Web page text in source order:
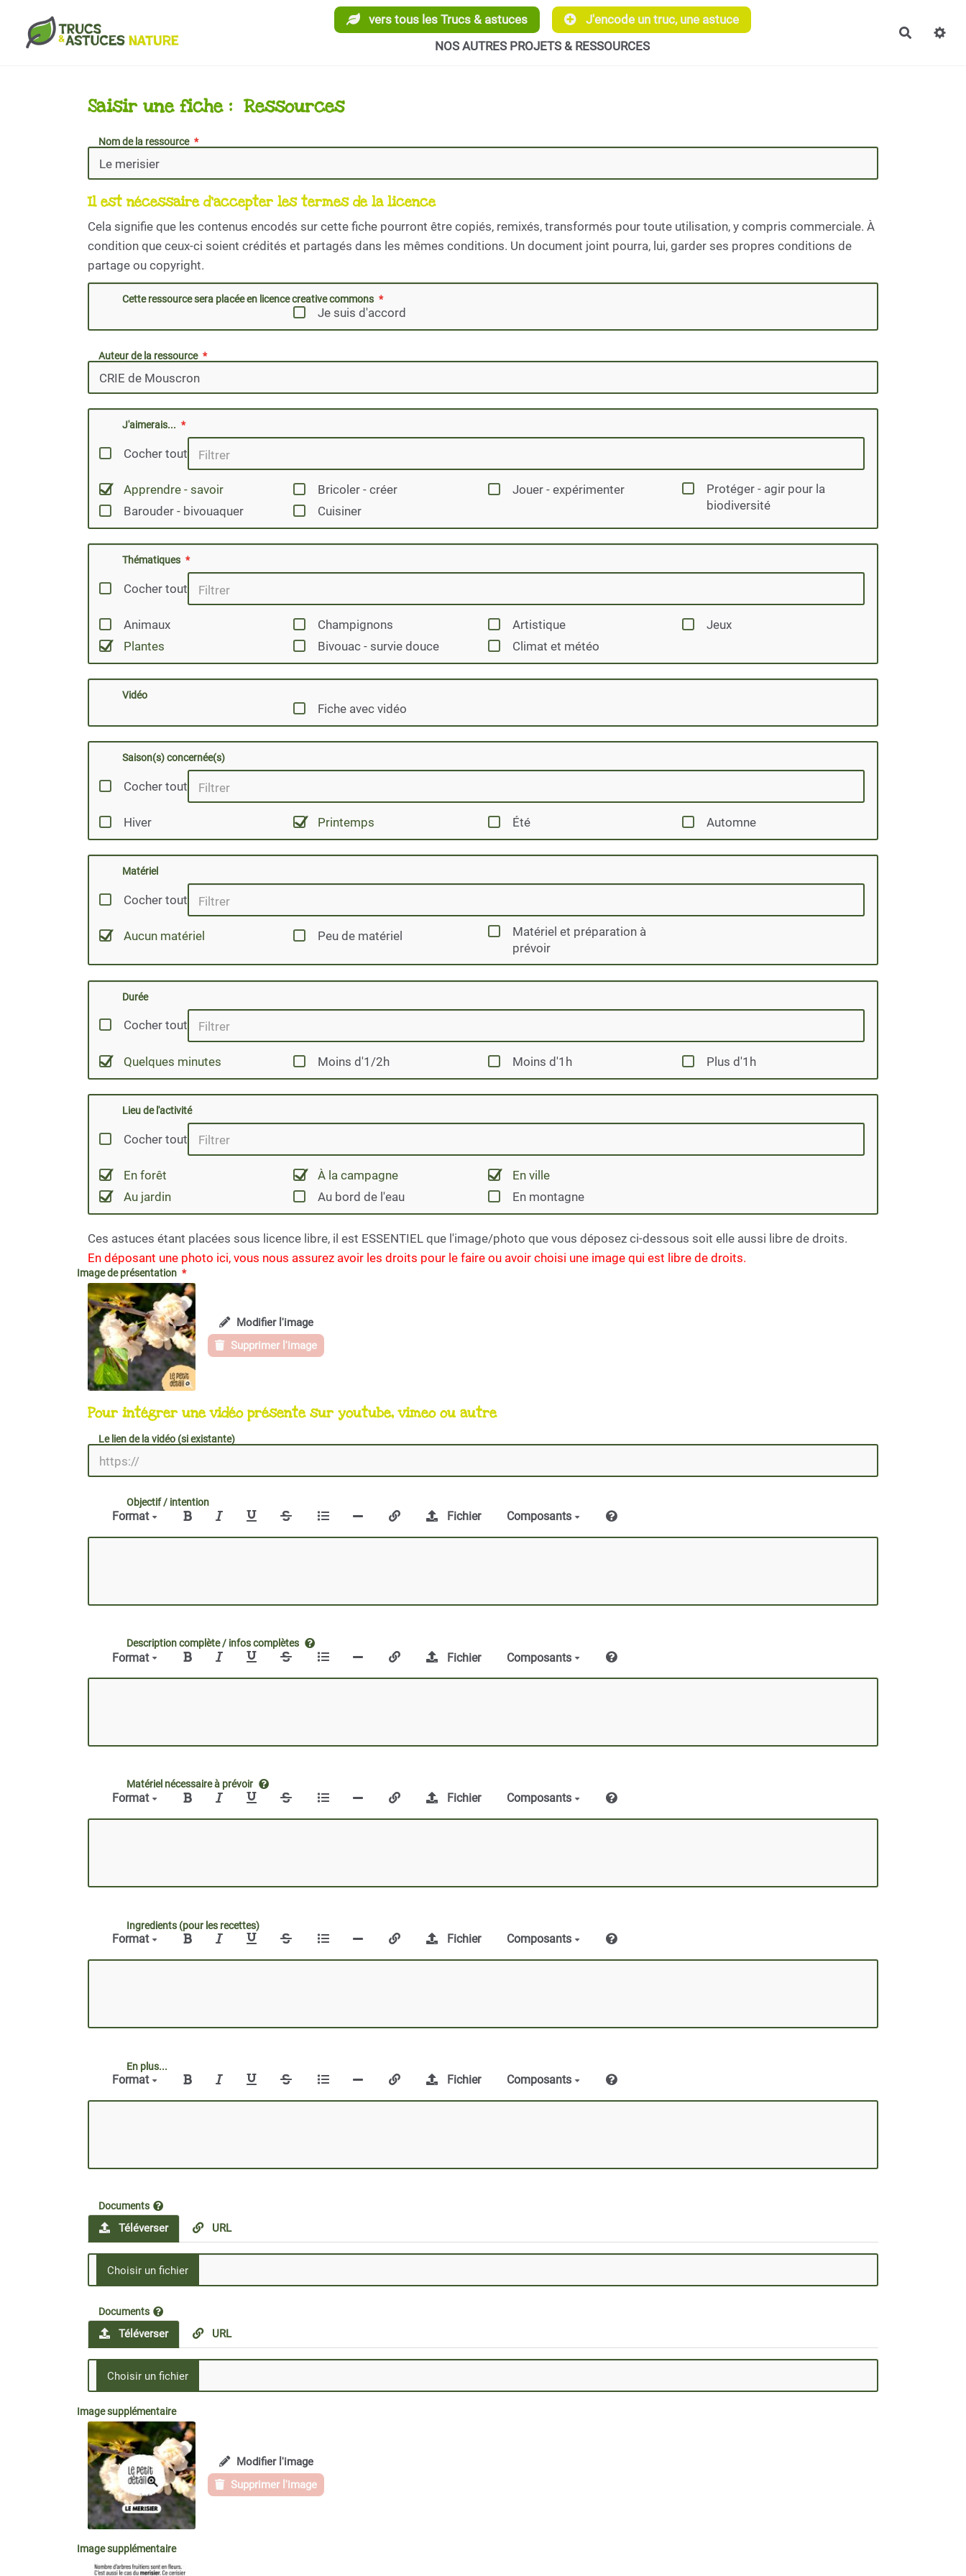
Aller au contenu principal vers tous les Trucs & astuces
J'encode un truc, une astuce
NOS AUTRES PROJETS & RESSOURCES
Saisir une fiche : Ressources
Nom de la ressource
Il est nécessaire d'accepter les termes de la licence
Cela signifie que les contenus encodés sur cette fiche pourront être copiés, remixés, transformés pour toute utilisation, y compris commerciale. À
condition que ceux-ci soient crédités et partagés dans les mêmes conditions. Un document joint pourra, lui, garder ses propres conditions de
partage ou copyright.
Cette ressource sera placée en licence creative commons
Je suis d'accord
Auteur de la ressource
J'aimerais...
Cocher tout
Apprendre - savoir
Barouder - bivouaquer
Bricoler - créer
Cuisiner
Jouer - expérimenter
Protéger - agir pour la
biodiversité
Thématiques
Cocher tout
Animaux
Plantes
Champignons
Bivouac - survie douce
Artistique
Climat et météo
Jeux
Vidéo
Fiche avec vidéo
Saison(s) concernée(s)
Cocher tout
Hiver Printemps Été Automne
Matériel
Cocher tout
Aucun matériel Peu de matériel
Matériel et préparation à
prévoir
Durée
Cocher tout
Quelques minutes Moins d'1/2h Moins d'1h Plus d'1h
Lieu de l'activité
Cocher tout
En forêt
Au jardin
À la campagne
Au bord de l'eau
En ville
En montagne
Ces astuces étant placées sous licence libre, il est ESSENTIEL que l'image/photo que vous déposez ci-dessous soit elle aussi libre de droits.
En déposant une photo ici, vous nous assurez avoir les droits pour le faire ou avoir choisi une image qui est libre de droits.
Image de présentation
Modifier l'image
Supprimer l'image
Pour intégrer une vidéo présente sur youtube, vimeo ou autre
Le lien de la vidéo (si existante)
Objectif / intention
Format Fichier Composants
Description complète / infos complètes
Format Fichier Composants
Matériel nécessaire à prévoir
Format Fichier Composants
Ingredients (pour les recettes)
Format Fichier Composants
En plus...
Format Fichier Composants
Documents
Téléverser URL
Documents
Téléverser URL
Image supplémentaire
Modifier l'image
Supprimer l'image
Image supplémentaire